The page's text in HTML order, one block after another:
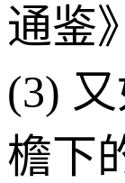
通鉴》
(3)
檐下